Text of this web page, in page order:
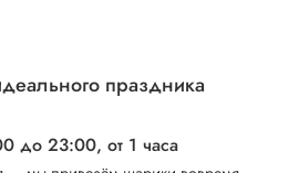
праздника
до 23:00, от 1 часа